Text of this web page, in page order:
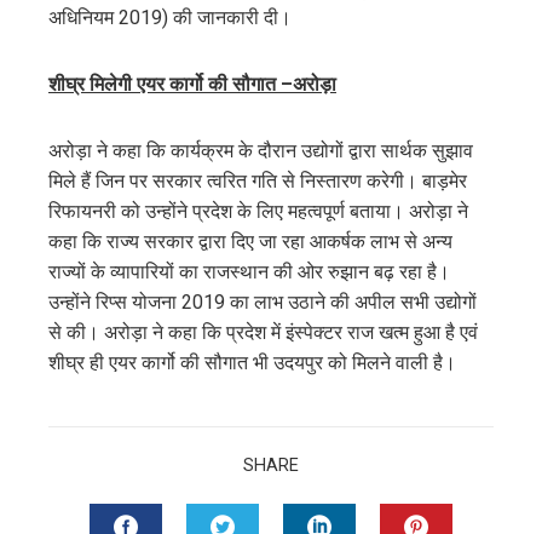
अधिनियम 2019) की जानकारी दी।
शीघ्र मिलेगी एयर कार्गो की सौगात –अरोड़ा
अरोड़ा ने कहा कि कार्यक्रम के दौरान उद्योगों द्वारा सार्थक सुझाव
मिले हैं जिन पर सरकार त्वरित गति से निस्तारण करेगी। बाड़मेर
रिफायनरी को उन्होंने प्रदेश के लिए महत्वपूर्ण बताया। अरोड़ा ने
कहा कि राज्य सरकार द्वारा दिए जा रहा आकर्षक लाभ से अन्य
राज्यों के व्यापारियों का राजस्थान की ओर रुझान बढ़ रहा है।
उन्होंने रिप्स योजना 2019 का लाभ उठाने की अपील सभी उद्योगों
से की। अरोड़ा ने कहा कि प्रदेश में इंस्पेक्टर राज खत्म हुआ है एवं
शीघ्र ही एयर कार्गो की सौगात भी उदयपुर को मिलने वाली है।
SHARE